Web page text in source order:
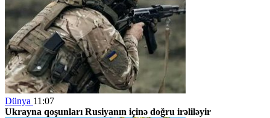
Dünya 11:07
Ukrayna qoşunları Rusiyanın içinə doğru irəliləyir